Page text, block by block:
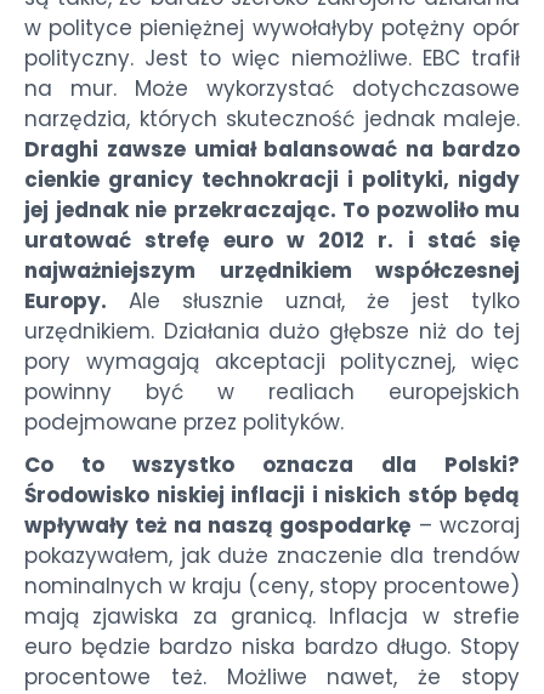
w polityce pieniężnej wywołałyby potężny opór
polityczny. Jest to więc niemożliwe. EBC trafił
na mur. Może wykorzystać dotychczasowe
narzędzia, których skuteczność jednak maleje.
Draghi zawsze umiał balansować na bardzo
cienkie granicy technokracji i polityki, nigdy
jej jednak nie przekraczając. To pozwoliło mu
uratować strefę euro w 2012 r. i stać się
najważniejszym urzędnikiem współczesnej
Europy. Ale słusznie uznał, że jest tylko
urzędnikiem. Działania dużo głębsze niż do tej
pory wymagają akceptacji politycznej, więc
powinny być w realiach europejskich
podejmowane przez polityków.
Co to wszystko oznacza dla Polski?
Środowisko niskiej inflacji i niskich stóp będą
wpływały też na naszą gospodarkę – wczoraj
pokazywałem, jak duże znaczenie dla trendów
nominalnych w kraju (ceny, stopy procentowe)
mają zjawiska za granicą. Inflacja w strefie
euro będzie bardzo niska bardzo długo. Stopy
procentowe też. Możliwe nawet, że stopy